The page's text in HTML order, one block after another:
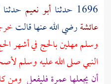
1696 حدثنا
أبو نعيم حدثنا
عائشةرضي الله عنها قالت
وسلم مهلين بالحج في أشهر
النبي صلى الله عليه وسلم
أن يجعلها عمرة فليفعل ومن